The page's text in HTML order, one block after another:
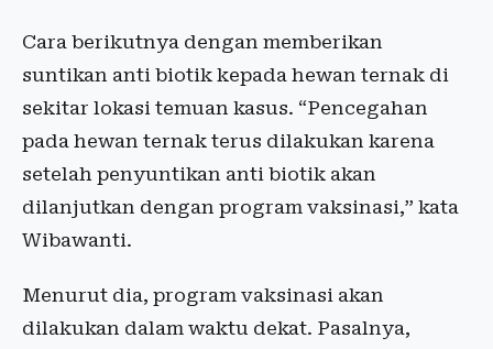
Cara berikutnya dengan memberikan
suntikan anti biotik kepada hewan ternak di
sekitar lokasi temuan kasus. “Pencegahan
pada hewan ternak terus dilakukan karena
setelah penyuntikan anti biotik akan
dilanjutkan dengan program vaksinasi,” kata
Wibawanti.
Menurut dia, program vaksinasi akan
dilakukan dalam waktu dekat. Pasalnya,